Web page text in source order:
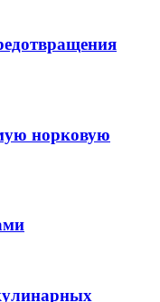
норковую